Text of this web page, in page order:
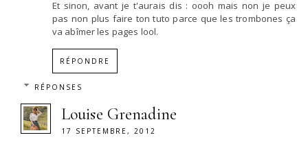
Et sinon, avant je t'aurais dis : oooh mais non je peux
pas non plus faire ton tuto parce que les trombones ça
va abîmer les pages lool.
RÉPONDRE
RÉPONSES
Louise Grenadine
17 SEPTEMBRE, 2012